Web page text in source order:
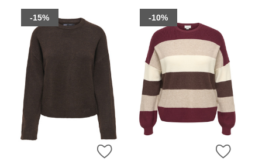
ZUR WUNSCHLISTE HINZUFÜGEN
-15%
ZUR
-10%